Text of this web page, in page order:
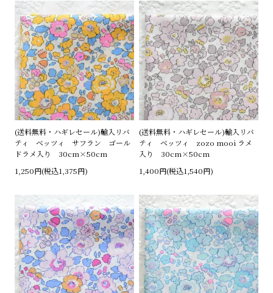
(送料無料・ハギレセール)輸入リバ
ティ ベッツィ サフラン ゴール
ドラメ入り 30cm×50cm
1,250円(税込1,375円)
(送料無料・ハギレセール)輸入リバ
ティ ベッツィ zozo mooi ラメ
入り 30cm×50cm
1,400円(税込1,540円)